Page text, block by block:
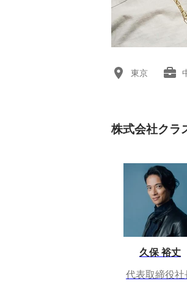
東京
株式会社クラ
久保 裕丈
代表取締役社